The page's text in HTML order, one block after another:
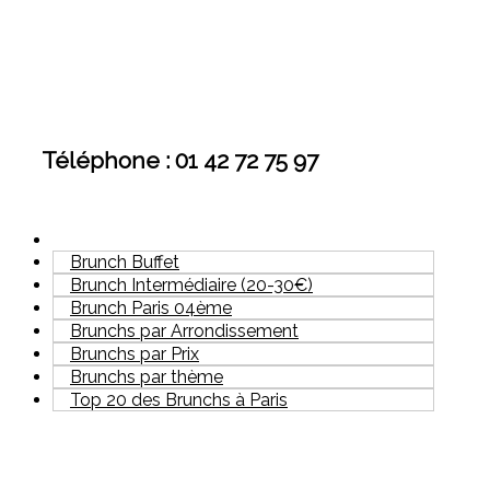
Téléphone : 01 42 72 75 97
Brunch Buffet
Brunch Intermédiaire (20-30€)
Brunch Paris 04ème
Brunchs par Arrondissement
Brunchs par Prix
Brunchs par thème
Top 20 des Brunchs à Paris